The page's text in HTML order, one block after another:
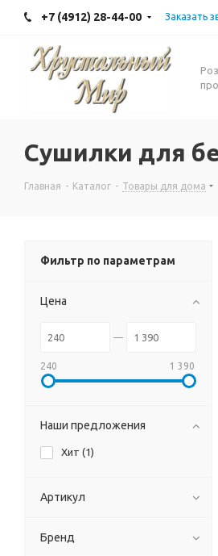
+7 (4912) 28-44-00 Заказать
Сушилки для
Главная - Каталог - Товары для дома
Фильтр по параметрам
Цена
240 1 390
Наши предложения
Хит (1)
Артикул
Бренд